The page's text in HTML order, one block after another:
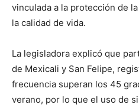
vinculada a la protección de
la calidad de vida.
La legisladora explicó que
de Mexicali y San Felipe,
frecuencia superan los 45
verano, por lo que el uso de